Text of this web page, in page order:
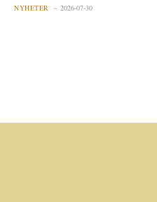
NYHETER 2026-07-30